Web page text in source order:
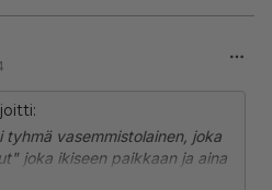
tyhmä vasemmistolainen, joka
joka ikiseen paikkaan ja aina